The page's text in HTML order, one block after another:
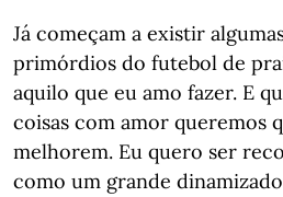
Já começam a existir
primórdios do futebol de
aquilo que eu amo fazer. E
coisas com amor queremos
melhorem. Eu quero ser
como um grande